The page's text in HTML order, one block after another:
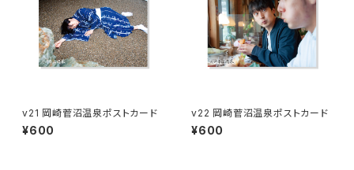
v21 岡崎菅沼温泉ポストカード
¥600
v22 岡崎菅沼温泉ポストカード
¥600